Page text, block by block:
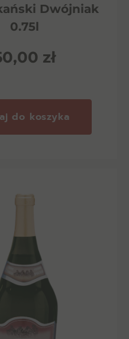
Dwójniak
0.75l
zł
do koszyka